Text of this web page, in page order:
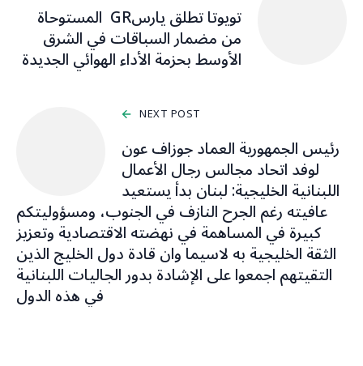
تويوتا تطلق يارسGR المستوحاة
من مضمار السباقات في الشرق
الأوسط بحزمة الأداء الهوائي الجديدة
NEXT POST
رئيس الجمهورية العماد جوزاف عون
لوفد اتحاد مجالس رجال الأعمال
اللبنانية الخليجية: لبنان بدأ يستعيد
عافيته رغم الجرح النازف في الجنوب، ومسؤوليتكم
كبيرة في المساهمة في نهضته الاقتصادية وتعزيز
الثقة الخليجية به لاسيما وان قادة دول الخليج الذين
التقيتهم اجمعوا على الإشادة بدور الجاليات اللبنانية
في هذه الدول